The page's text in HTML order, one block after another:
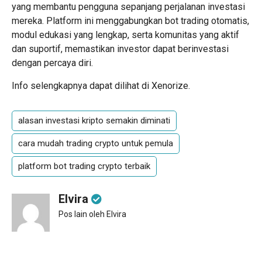
yang membantu pengguna sepanjang perjalanan investasi
mereka. Platform ini menggabungkan bot trading otomatis,
modul edukasi yang lengkap, serta komunitas yang aktif
dan suportif, memastikan investor dapat berinvestasi
dengan percaya diri.
Info selengkapnya dapat dilihat di Xenorize.
alasan investasi kripto semakin diminati
cara mudah trading crypto untuk pemula
platform bot trading crypto terbaik
Elvira
Pos lain oleh Elvira